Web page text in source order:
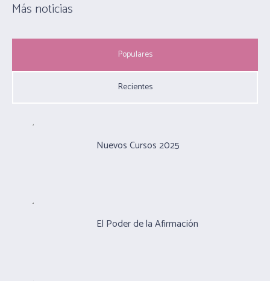
Más noticias
Populares
Recientes
Nuevos Cursos 2025
El Poder de la Afirmación